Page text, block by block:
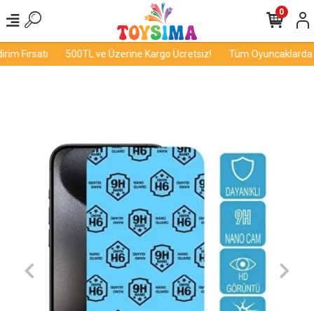
Fırsatı 500TL ve Üzerine Kargo Ücretsiz! Tüm Oyuncaklarda
0